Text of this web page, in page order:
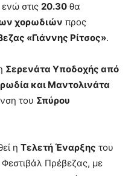
ενώ στις 20.30 θα
χορωδιών προς
«Γιάννης Ρίτσος».
Σερενάτα Υποδοχής από
και Μαντολινάτα
του Σπύρου
η Τελετή Έναρξης του
Πρέβεζας, με